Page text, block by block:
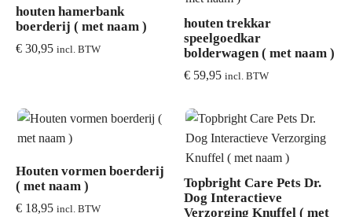
houten hamerbank
boerderij ( met naam )
€ 30,95 incl. BTW
houten trekkar
speelgoedkar
bolderwagen ( met naam )
€ 59,95 incl. BTW
Houten vormen boerderij
( met naam )
€ 18,95 incl. BTW
Topbright Care Pets Dr.
Dog Interactieve
Verzorging Knuffel ( met